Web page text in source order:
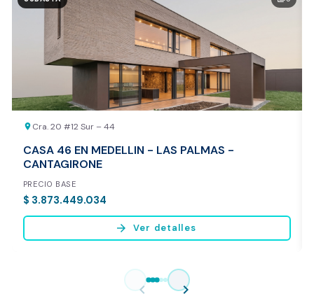
20.000 COP
REALIZAR AVALÚO AHORA
* Servicio disponible exclusivamente para inmuebles ubicados en
Bogotá y Medellín.
location_on Cra. 20 #12 Sur – 44
CASA 46 EN MEDELLIN - LAS PALMAS -
CANTAGIRONE
PRECIO BASE
$ 3.873.449.034
arrow_forward Ver detalles
chevron_left chevron_right